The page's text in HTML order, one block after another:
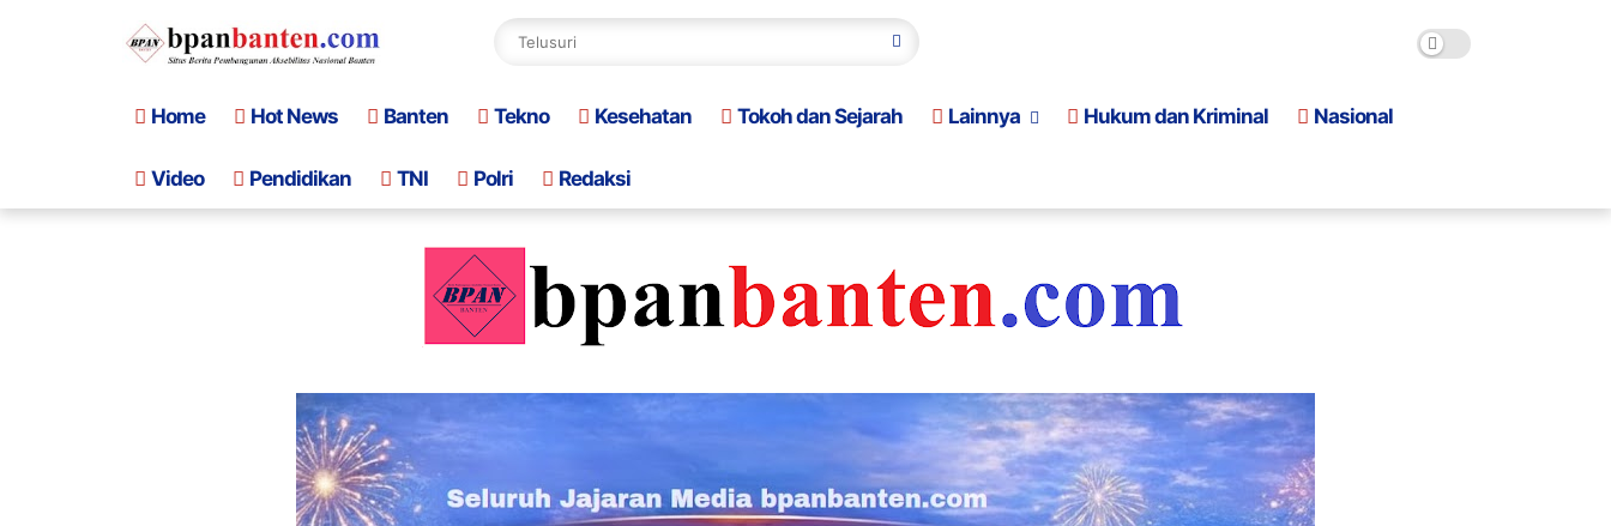
Home Hot News Banten Tekno Kesehatan Tokoh dan Sejarah Lainnya Hukum dan Kriminal Nasional
Video Pendidikan TNI Polri Redaksi